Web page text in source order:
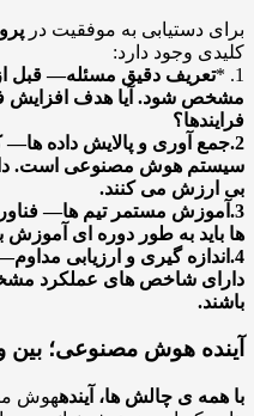
دستیابی به موفقیت درپروژه
وجود دارد:
تعریف دقیق مسئله— قبل از
شود. آیا هدف افزایش
آوری و پالایش داده ها —
هوش مصنوعی است. داده
می کنند.
مستمر تیم ها— فناوری
به طور دوره ای آموزش ببینند
گیری و ارزیابی مداوم— هر
شاخص های عملکرد مشخص
هوش مصنوعی؛ بین
ی چالش ها، آینده هوش